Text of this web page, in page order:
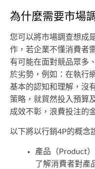
為什麼需要市場
您可以將市場調查想成
作，若企業不懂消費者
有可能在面對競品眾多
於劣勢，例如：在執行
基本的認知和理解，沒
策略，就貿然投入預算
成效不彰，浪費投注的
以下將以行銷4P的概念
產品（Product
了解消費者對